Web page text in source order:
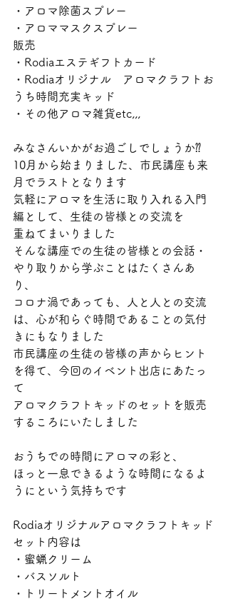
・アロマ除菌スプレー
・アロママスクスプレー
販売
・Rodiaエステギフトカード
・Rodiaオリジナル　アロマクラフトお
うち時間充実キッド
・その他アロマ雑貨etc,,,
みなさんいかがお過ごしでしょうか⁇
10月から始まりました、市民講座も来
月でラストとなります
気軽にアロマを生活に取り入れる入門
編として、生徒の皆様との交流を
重ねてまいりました
そんな講座での生徒の皆様との会話・
やり取りから学ぶことはたくさんあ
り、
コロナ渦であっても、人と人との交流
は、心が和らぐ時間であることの気付
きにもなりました
市民講座の生徒の皆様の声からヒント
を得て、今回のイベント出店にあたっ
て
アロマクラフトキッドのセットを販売
するころにいたしました
おうちでの時間にアロマの彩と、
ほっと一息できるような時間になるよ
うにという気持ちです
Rodiaオリジナルアロマクラフトキッド
セット内容は
・蜜蝋クリーム
・バスソルト
・トリートメントオイル